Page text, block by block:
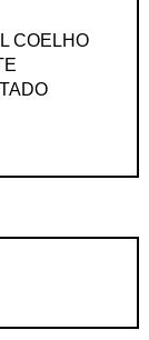
COELHO